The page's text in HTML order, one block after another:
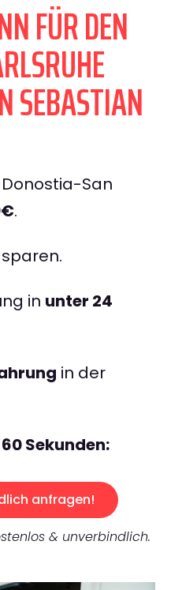
FÜR DEN
SEBASTIAN
San
.
sparen.
in unter 24
in der
Sekunden:
anfragen!
& unverbindlich.